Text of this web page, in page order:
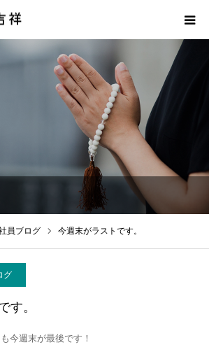
員ブログ 今週末がラストです。
グ
す。
週末が最後です！